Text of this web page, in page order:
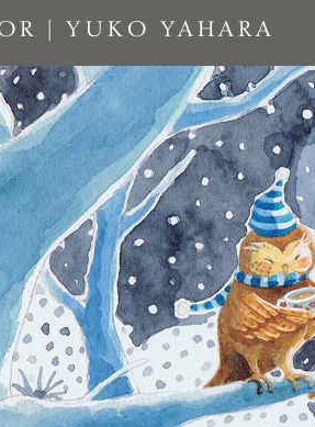
| YUKO YAHARA